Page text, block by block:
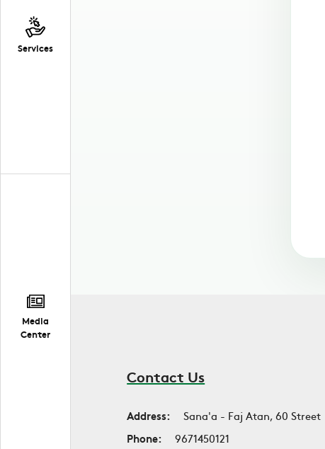
Services
Media
Center
Contact Us
Address:
Sana'a - Faj Atan, 60 Street
Phone:
9671450121